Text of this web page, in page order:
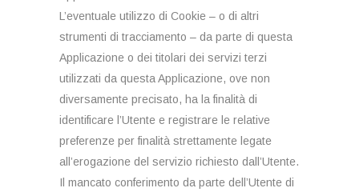
L’eventuale utilizzo di Cookie – o di altri
strumenti di tracciamento – da parte di questa
Applicazione o dei titolari dei servizi terzi
utilizzati da questa Applicazione, ove non
diversamente precisato, ha la finalità di
identificare l’Utente e registrare le relative
preferenze per finalità strettamente legate
all’erogazione del servizio richiesto dall’Utente.
Il mancato conferimento da parte dell’Utente di